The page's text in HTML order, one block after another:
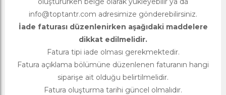
info@toptantr.com adresimize gönderebilirsiniz.
İade faturası düzenlenirken aşağıdaki maddelere
dikkat edilmelidir.
Fatura tipi iade olması gerekmektedir.
Fatura açıklama bölümüne düzenlenen faturanın hangi
siparişe ait olduğu belirtilmelidir.
Fatura oluşturma tarihi güncel olmalıdır.